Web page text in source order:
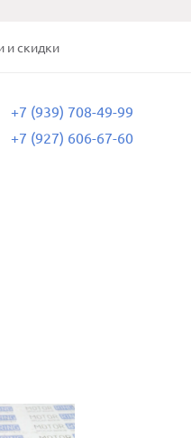
и скидки
+7 (939) 708-49-99
+7 (927) 606-67-60